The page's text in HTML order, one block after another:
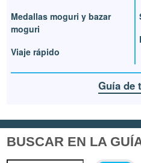
Medallas moguri y bazar
moguri
Viaje rápido
Guía de
BUSCAR EN LA